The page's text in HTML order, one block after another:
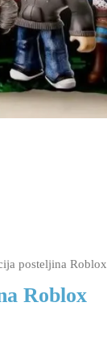
posteljina Roblox
Roblox